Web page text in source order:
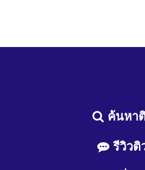
ค้นหา
รีวิวติ